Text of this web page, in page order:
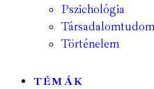
Pszichológia
Történelem
TÉMÁK